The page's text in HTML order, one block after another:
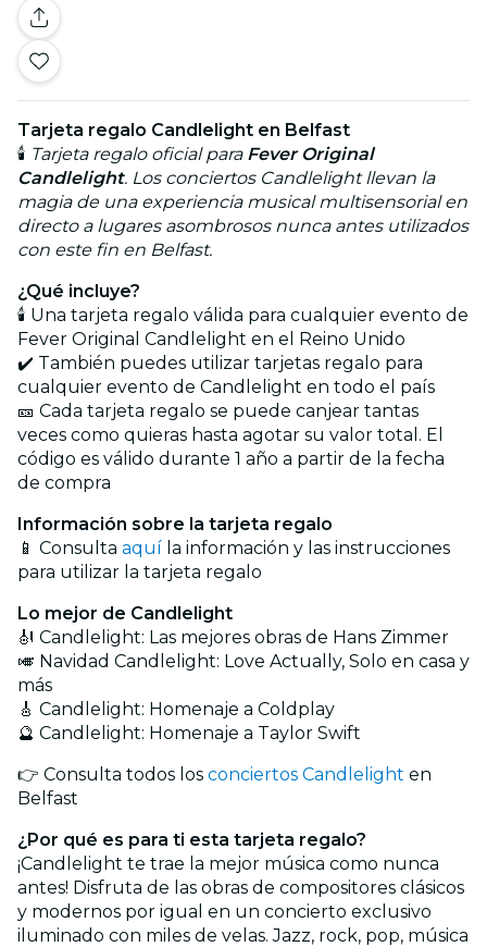
Tarjeta regalo Candlelight en Belfast
🕯️ Tarjeta regalo oficial para Fever Original
Candlelight. Los conciertos Candlelight llevan la
magia de una experiencia musical multisensorial en
directo a lugares asombrosos nunca antes utilizados
con este fin en Belfast.
¿Qué incluye?
🕯️ Una tarjeta regalo válida para cualquier evento de
Fever Original Candlelight en el Reino Unido
✔️ También puedes utilizar tarjetas regalo para
cualquier evento de Candlelight en todo el país
🎫 Cada tarjeta regalo se puede canjear tantas
veces como quieras hasta agotar su valor total. El
código es válido durante 1 año a partir de la fecha
de compra
Información sobre la tarjeta regalo
📱 Consulta aquí la información y las instrucciones
para utilizar la tarjeta regalo
Lo mejor de Candlelight
🎻 Candlelight: Las mejores obras de Hans Zimmer
🎺 Navidad Candlelight: Love Actually, Solo en casa y
más
🎸 Candlelight: Homenaje a Coldplay
🔮 Candlelight: Homenaje a Taylor Swift
👉 Consulta todos los conciertos Candlelight en
Belfast
¿Por qué es para ti esta tarjeta regalo?
¡Candlelight te trae la mejor música como nunca
antes! Disfruta de las obras de compositores clásicos
y modernos por igual en un concierto exclusivo
iluminado con miles de velas. Jazz, rock, pop, música